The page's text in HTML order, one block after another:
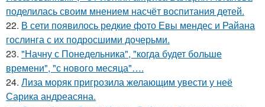
поделилась своим мнением насчёт воспитания детей.
22. В сети появилось редкие фото Евы мендес и Райана
гослинга с их подросшими дочерьми.
23. "Начну с Понедельника", "когда будет больше
времени", "с нового месяца"….
24. Лиза моряк пригрозила желающим увести у неё
Сарика андреасяна.